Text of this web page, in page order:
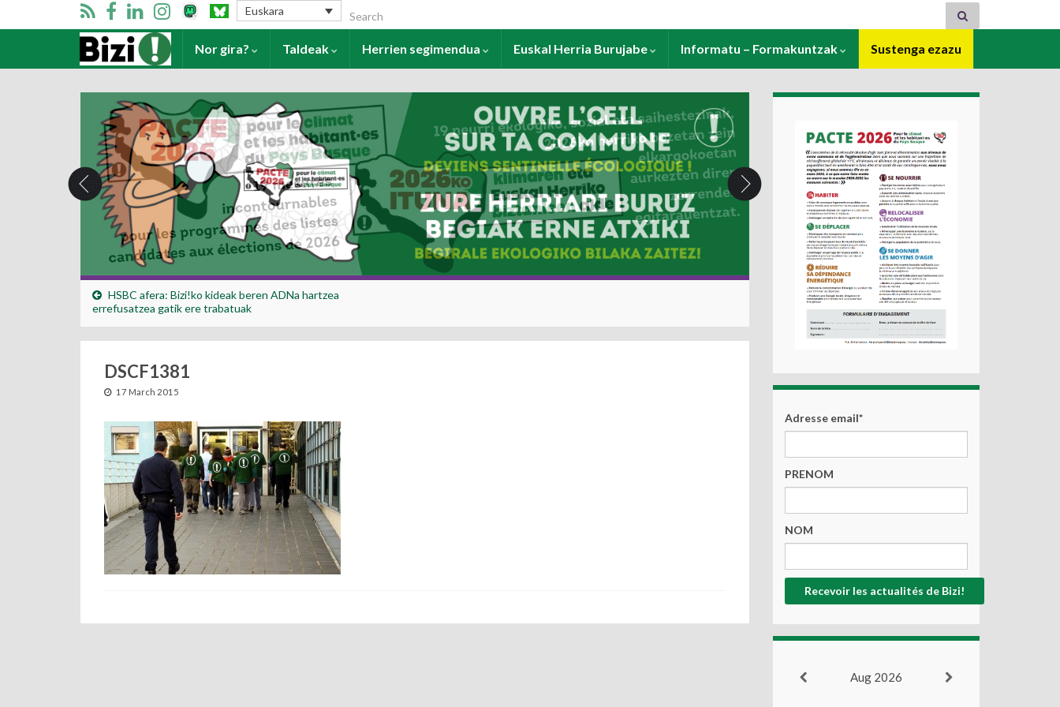
Euskara Search for:
Harrera Nor gira? Taldeak Herrien segimendua Euskal Herria Burujabe Informatu – Formakuntzak Sustenga ezazu
HSBC afera: Bizi!ko kideak beren ADNa hartzea
errefusatzea gatik ere trabatuak
DSCF1381
17 March 2015
Adresse email*
PRENOM
NOM
Aug 2026